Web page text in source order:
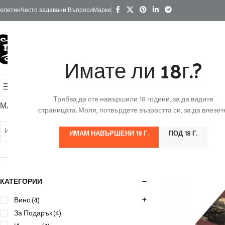
Имате ли 18г.?
Трябва да сте навършили 18 години, за да видите
страницата. Моля, потвърдете възрастта си, за да
ИМАМ НАВЪРШЕНИ 18 Г. ПОД 18 Г.
Често задавани ВъпросиМарки
МАРКА
Избери Марка
КАТЕГОРИИ
Вино(4)
За Подарък(4)
Начало /